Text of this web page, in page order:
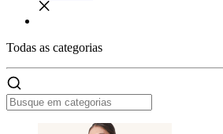
Todas as categorias